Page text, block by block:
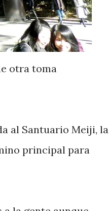
otra toma
al Santuario Meiji, la
principal para